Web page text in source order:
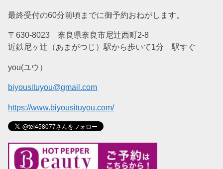
最終受付の60分前頃までに御予約おねがします。
〒630-8023 奈良県奈良市尼辻西町2-8
近鉄尼ヶ辻（あまがつじ）駅から歩いて1分 駅すぐ
you(ユウ）
biyousituyou@gmail.com
https://www.biyousituyou.com/